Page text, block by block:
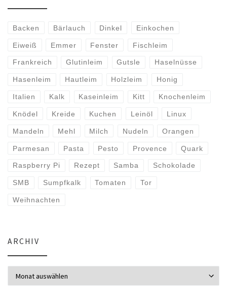
Backen Bärlauch Dinkel Einkochen
Eiweiß Emmer Fenster Fischleim
Frankreich Glutinleim Gutsle Haselnüsse
Hasenleim Hautleim Holzleim Honig
Italien Kalk Kaseinleim Kitt Knochenleim
Knödel Kreide Kuchen Leinöl Linux
Mandeln Mehl Milch Nudeln Orangen
Parmesan Pasta Pesto Provence Quark
Raspberry Pi Rezept Samba Schokolade
SMB Sumpfkalk Tomaten Tor
Weihnachten
ARCHIV